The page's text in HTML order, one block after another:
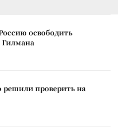
освободить
решили проверить на